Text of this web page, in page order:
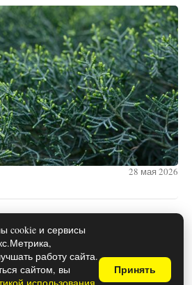
28 мая 2026
Ханде Эрчел и
cookie и сервисы
работу сайта.
сайтом, вы
Принять